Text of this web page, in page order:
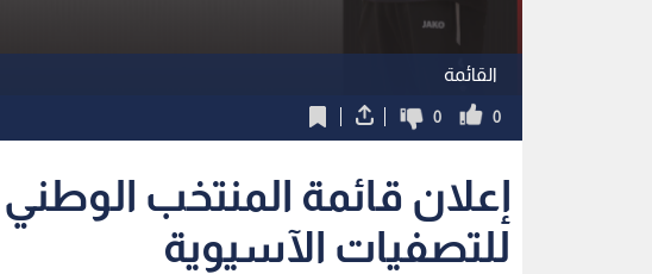
القائمة
0
0
للتصفيات الآسيوية